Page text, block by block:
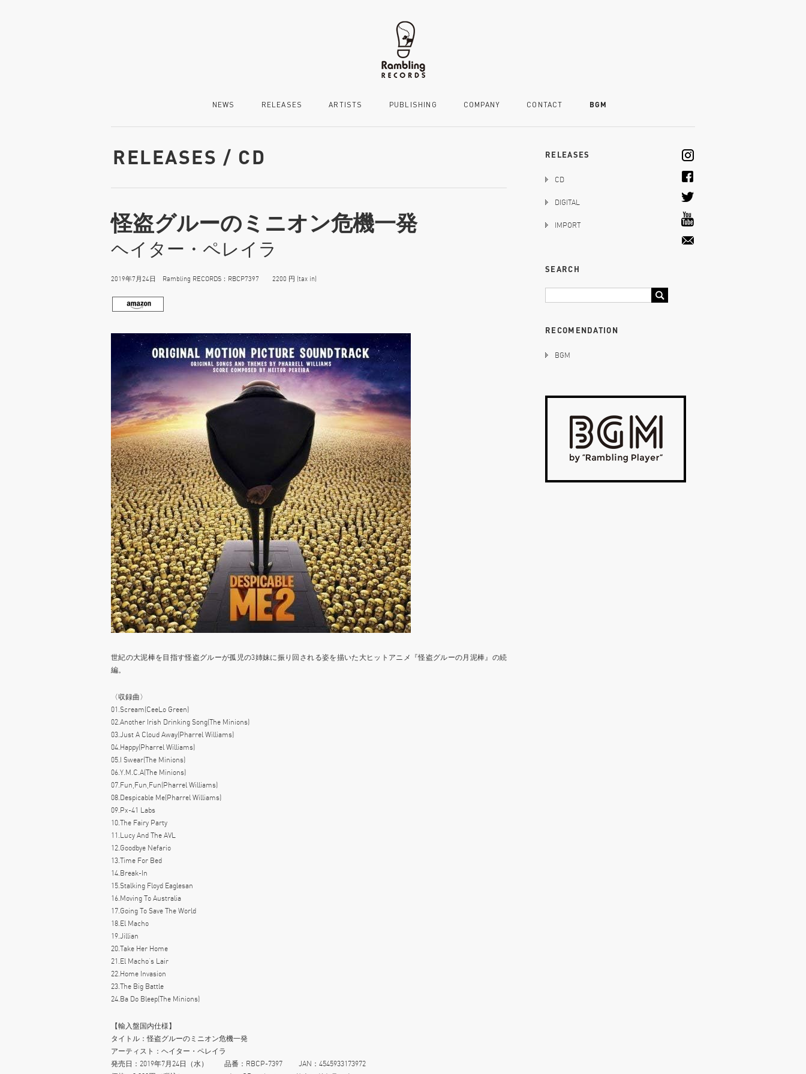
NEWS RELEASES ARTISTS PUBLISHING COMPANY CONTACT BGM
RELEASES / CD
怪盗グルーのミニオン危機一発
ヘイター・ペレイラ
2019年7月24日 Rambling RECORDS：RBCP7397 2200 円 (tax in)
世紀の大泥棒を目指す怪盗グルーが孤児の3姉妹に振り回される姿を描いた大ヒットアニメ『怪盗グルーの月泥棒』の続
編。
〈収録曲〉
01.Scream(CeeLo Green)
02.Another Irish Drinking Song(The Minions)
03.Just A Cloud Away(Pharrel Williams)
04.Happy(Pharrel Williams)
05.I Swear(The Minions)
06.Y.M.C.A(The Minions)
07.Fun,Fun,Fun(Pharrel Williams)
08.Despicable Me(Pharrel Williams)
09.Px-41 Labs
10.The Fairy Party
11.Lucy And The AVL
12.Goodbye Nefario
13.Time For Bed
14.Break-In
15.Stalking Floyd Eaglesan
16.Moving To Australia
17.Going To Save The World
18.El Macho
19.Jillian
20.Take Her Home
21.El Macho’s Lair
22.Home Invasion
23.The Big Battle
24.Ba Do Bleep(The Minions)
【輸入盤国内仕様】
タイトル：怪盗グルーのミニオン危機一発
アーティスト：ヘイター・ペレイラ
発売日：2019年7月24日（水） 品番：RBCP-7397 JAN：4545933173972
RELEASES
CD
DIGITAL
IMPORT
SEARCH
RECOMENDATION
BGM